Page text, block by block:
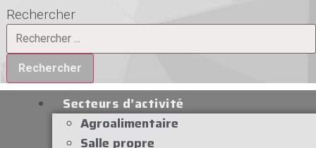
Rechercher
Rechercher
Secteurs d’activité
Agroalimentaire
Salle propre